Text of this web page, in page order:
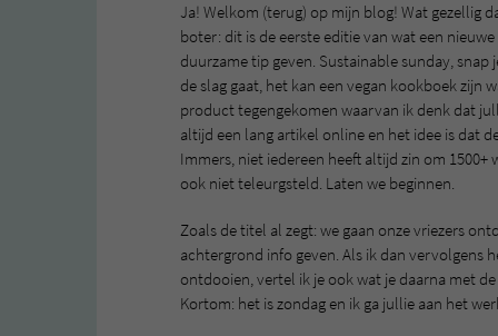
Ja! Welkom (terug) op mijn blog! Wat gezellig
boter: dit is de eerste editie van wat een
duurzame tip geven. Sustainable sunday, snap
de slag gaat, het kan een vegan kookboek zijn
product tegengekomen waarvan ik denk dat
altijd een lang artikel online en het idee is dat
Immers, niet iedereen heeft altijd zin om
ook niet teleurgsteld. Laten we beginnen.
Zoals de titel al zegt: we gaan onze vriezers
achtergrond info geven. Als ik dan vervolgens
ontdooien, vertel ik je ook wat je daarna met
Kortom: het is zondag en ik ga jullie aan het